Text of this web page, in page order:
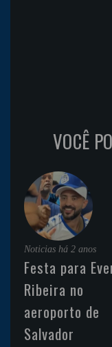
VOCÊ
Noticias há 2 anos
Festa para
Ribeira no
aeroporto de
Salvador